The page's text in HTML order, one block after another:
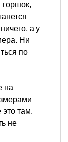
горшок,
а у
Ни
по
на
это там.
не